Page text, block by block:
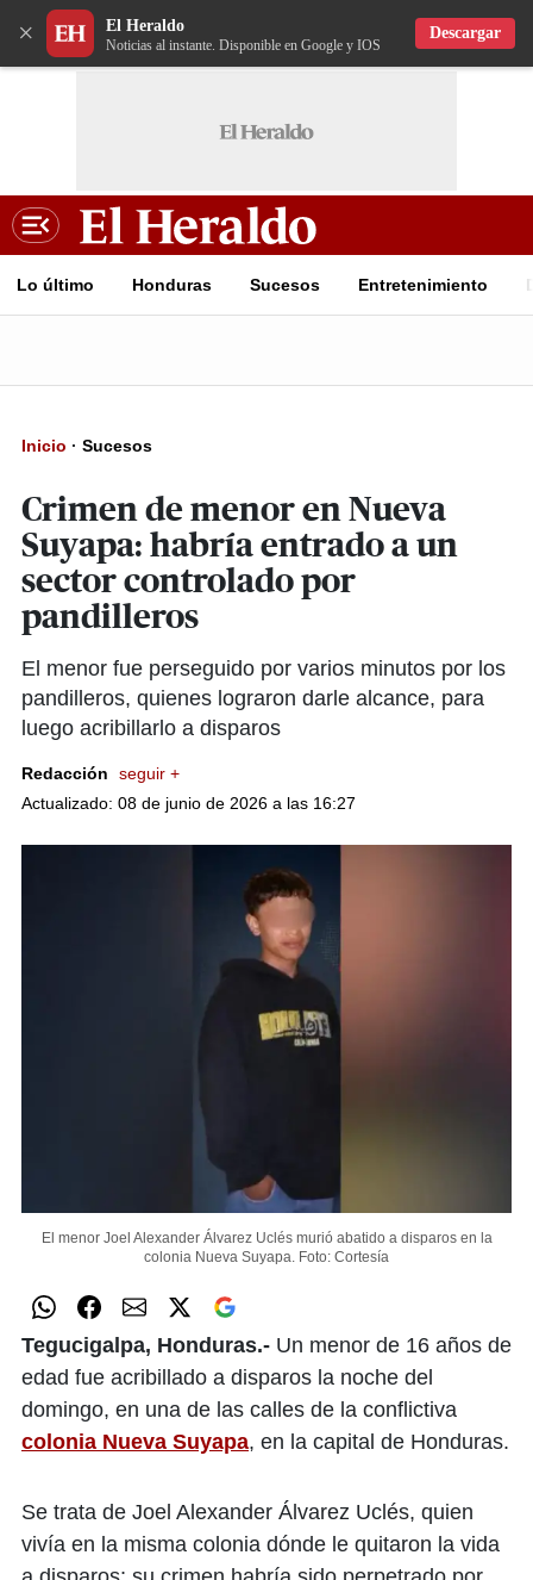
× El Heraldo
Noticias al instante. Disponible en Google y IOS
Descargar
Lo último Honduras Sucesos Entretenimiento
Inicio · Sucesos
Crimen de menor en Nueva
Suyapa: habría entrado a un
sector controlado por
pandilleros
El menor fue perseguido por varios minutos por los
pandilleros, quienes lograron darle alcance, para
luego acribillarlo a disparos
Redacción
seguir +
Actualizado: 08 de junio de 2026 a las 16:27
El menor Joel Alexander Álvarez Uclés murió abatido a disparos en la
colonia Nueva Suyapa. Foto: Cortesía
Tegucigalpa, Honduras.- Un menor de 16 años de
edad fue acribillado a disparos la noche del
domingo, en una de las calles de la conflictiva
colonia Nueva Suyapa, en la capital de Honduras.
Se trata de Joel Alexander Álvarez Uclés, quien
vivía en la misma colonia dónde le quitaron la vida